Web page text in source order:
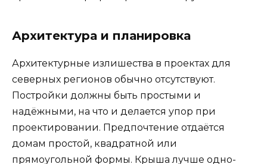
Архитектура и планировка
Архитектурные излишества в проектах для
северных регионов обычно отсутствуют.
Постройки должны быть простыми и
надёжными, на что и делается упор при
проектировании. Предпочтение отдаётся
домам простой, квадратной или
прямоугольной формы. Крыша лучше одно-